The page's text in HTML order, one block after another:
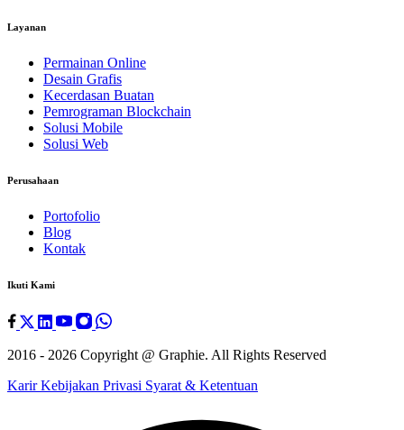
Layanan
Permainan Online
Desain Grafis
Kecerdasan Buatan
Pemrograman Blockchain
Solusi Mobile
Solusi Web
Perusahaan
Portofolio
Blog
Kontak
Ikuti Kami
2016 - 2026 Copyright @ Graphie. All Rights Reserved
KarirKebijakan Privasi Syarat & Ketentuan